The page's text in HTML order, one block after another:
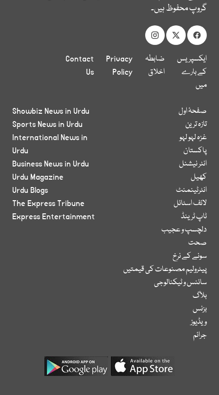
گروپ محفوظ ہیں۔
ایکسپریس
کے بارے
میں
ضابطہ
اخلاق
Privacy
Policy
Contact
Us
صفحۂ اول
تازہ ترین
غزہ لہو لہو
پاکستان
انٹر نیشنل
کھیل
انٹرٹینمنٹ
لائف اسٹائل
ٹاپ ٹرینڈ
دلچسپ و عجیب
صحت
سونے کے نرخ
پیٹرولیم مصنوعات کی قیمتیں
سائنس و ٹیکنالوجی
بلاگ
بزنس
ویڈیوز
جرائم
Showbiz News in Urdu
Sports News in Urdu
International News in
Urdu
Business News in Urdu
Urdu Magazine
Urdu Blogs
The Express Tribune
Express Entertainment